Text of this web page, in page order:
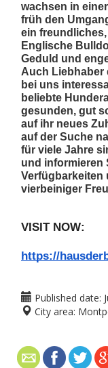
wachsen in
früh den
ein
Englische
Geduld und
Auch Liebhaber
bei uns
beliebte
gesunden, gut
auf ihr neues
auf der Suche
für viele Jahre
und informieren
Verfügbarkeiten
vierbeiniger
VISIT NOW:
https://
Published date:
City area: